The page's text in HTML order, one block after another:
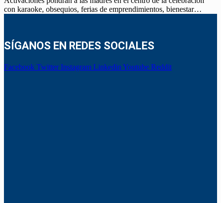
con karaoke, obsequios, ferias de emprendimientos, bienestar…
SÍGANOS EN REDES SOCIALES
Facebook Twitter Instagram Linkedin Youtube Reddit